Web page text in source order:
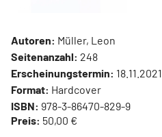
Autoren: Müller, Leon
Seitenanzahl: 248
Erscheinungstermin: 18.11.2021
Format: Hardcover
ISBN: 978-3-86470-829-9
Preis: 50,00 €